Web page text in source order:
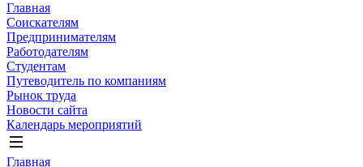
Главная
Соискателям
Предпринимателям
Работодателям
Студентам
Путеводитель по компаниям
Рынок труда
Новости сайта
Календарь мероприятий
Главная